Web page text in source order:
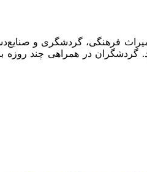
برگزار می‌شود. مدیر اداره میراث
در همراهی چند روزه